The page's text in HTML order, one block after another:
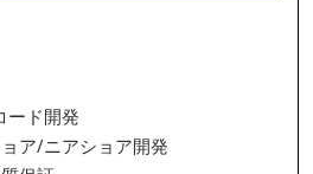
ード開発
ア/ニアショア開発